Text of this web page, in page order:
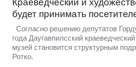
Краеведческий и
будет принимать
Согласно решению депутатов
года Даугавпилсский
музей становится структурным
Ротко.